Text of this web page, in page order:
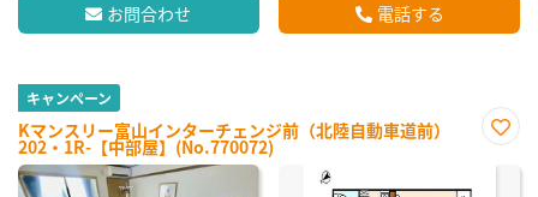
お問合わせ 電話する
キャンペーン
Kマンスリー富山インターチェンジ前（北陸自動車道前）
202・1R-【中部屋】(No.770072)
に入